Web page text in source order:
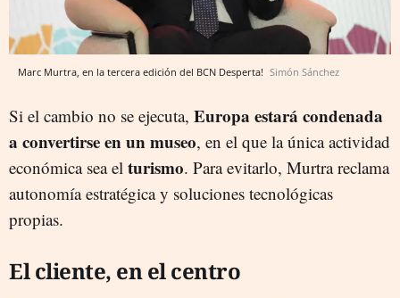
Marc Murtra, en la tercera edición del BCN Desperta! Simón Sánchez
Si el cambio no se ejecuta, Europa estará condenada
a convertirse en un museo, en el que la única actividad
económica sea el turismo. Para evitarlo, Murtra reclama
autonomía estratégica y soluciones tecnológicas
propias.
El cliente, en el centro